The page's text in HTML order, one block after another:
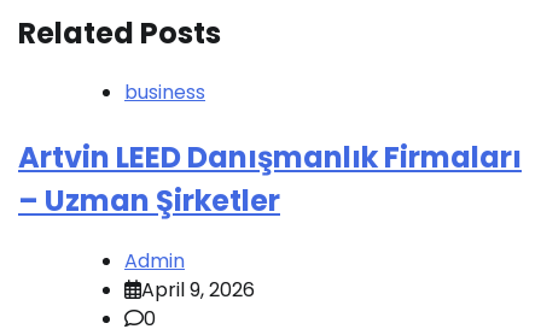
Related Posts
business
Artvin LEED Danışmanlık Firmaları
– Uzman Şirketler
Admin
April 9, 2026
0